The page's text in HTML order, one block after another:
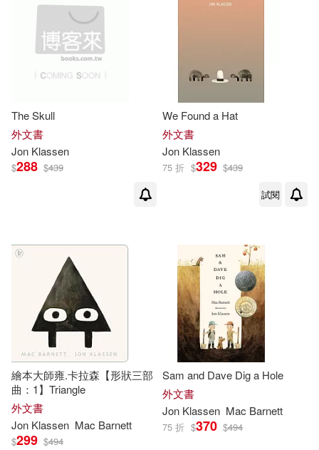
The Skull
外文書
Jon Klassen
$288 $439
We Found a Hat
外文書
Jon Klassen
75 折 $329 $439
試閱
繪本大師雍.卡拉森【形狀三部
曲：1】Triangle
外文書
Jon Klassen Mac Barnett
$299 $494
Sam and Dave Dig a Hole
外文書
Jon Klassen Mac Barnett
75 折 $370 $494